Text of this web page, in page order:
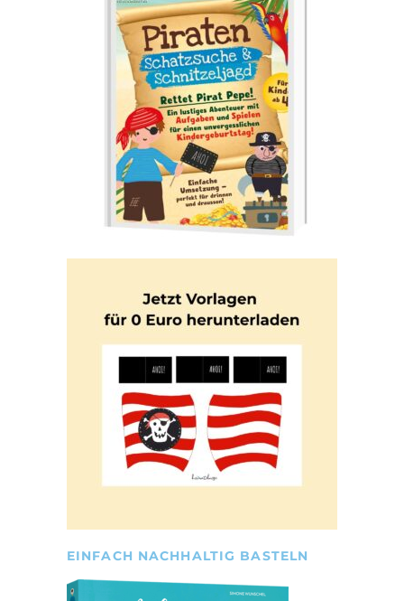
EINFACH NACHHALTIG BASTELN